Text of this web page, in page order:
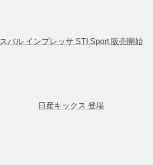
スバル インプレッサ STI Sport 販売開始
日産キックス 登場